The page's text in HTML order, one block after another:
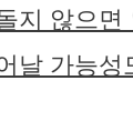
지 않으면
날 가능성